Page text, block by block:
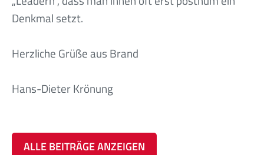
Denkmal setzt.
Herzliche Grüße aus Brand
Hans-Dieter Krönung
ALLE BEITRÄGE ANZEIGEN